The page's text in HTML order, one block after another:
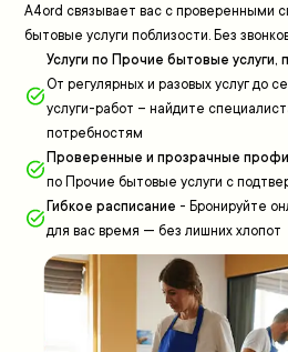
A4ord связывает вас с проверенными
бытовые услуги поблизости. Без
Услуги по Прочие бытовые
От регулярных и разовых услуг до
услуги-работ – найдите
потребностям
Проверенные и прозрачные
по Прочие бытовые услуги с
Гибкое расписание - Бронируйте
для вас время — без лишних хлопот